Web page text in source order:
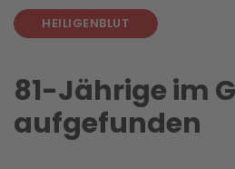
HEILIGENBLUT
81-Jährige im
aufgefunden